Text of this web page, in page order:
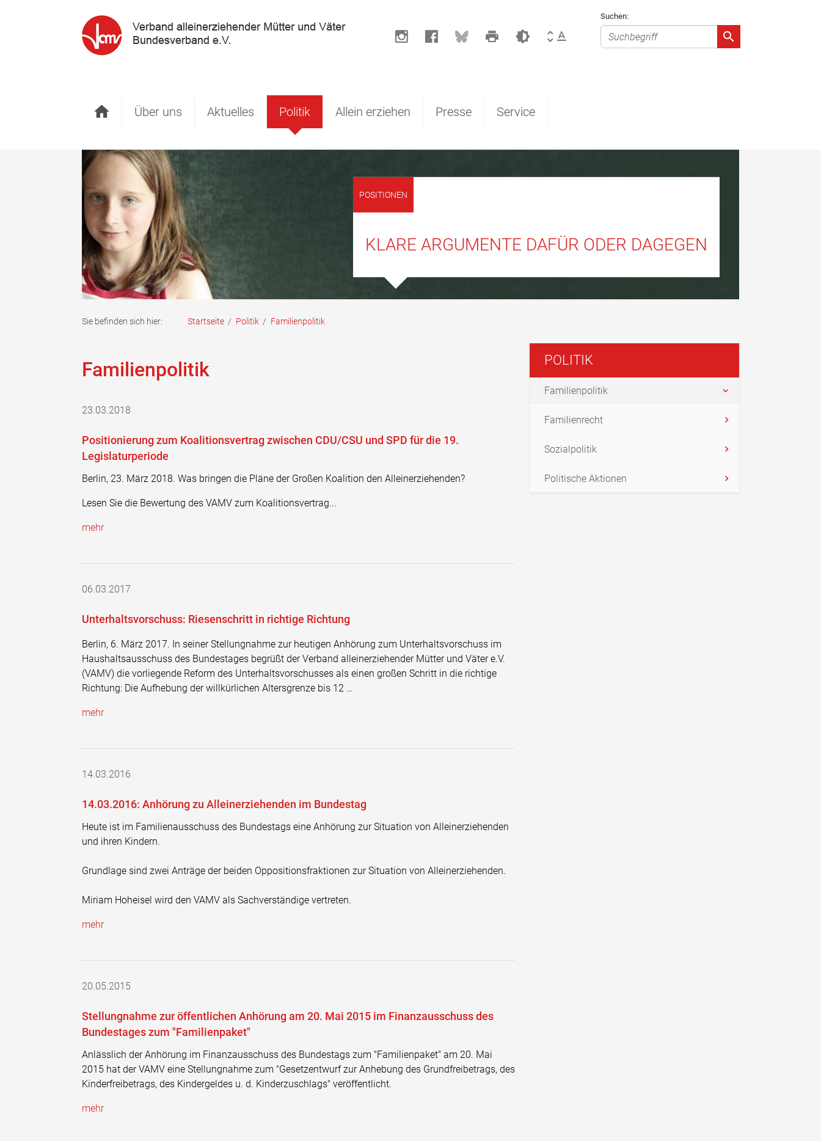
Suchen:
StartseiteÜber uns Aktuelles Politik Allein erziehen Presse Service
POSITIONEN
KLARE ARGUMENTE DAFÜR ODER DAGEGEN
Sie befinden sich hier: Startseite / Politik / Familienpolitik
Familienpolitik
23.03.2018
Positionierung zum Koalitionsvertrag zwischen CDU/CSU und SPD für die 19.
Legislaturperiode
Berlin, 23. März 2018. Was bringen die Pläne der Großen Koalition den Alleinerziehenden?
Lesen Sie die Bewertung des VAMV zum Koalitionsvertrag...
mehr
06.03.2017
Unterhaltsvorschuss: Riesenschritt in richtige Richtung
Berlin, 6. März 2017. In seiner Stellungnahme zur heutigen Anhörung zum Unterhaltsvorschuss im
Haushaltsausschuss des Bundestages begrüßt der Verband alleinerziehender Mütter und Väter e.V.
(VAMV) die vorliegende Reform des Unterhaltsvorschusses als einen großen Schritt in die richtige
Richtung: Die Aufhebung der willkürlichen Altersgrenze bis 12 …
mehr
14.03.2016
14.03.2016: Anhörung zu Alleinerziehenden im Bundestag
Heute ist im Familienausschuss des Bundestags eine Anhörung zur Situation von Alleinerziehenden
und ihren Kindern.
Grundlage sind zwei Anträge der beiden Oppositionsfraktionen zur Situation von Alleinerziehenden.
Miriam Hoheisel wird den VAMV als Sachverständige vertreten.
mehr
20.05.2015
Stellungnahme zur öffentlichen Anhörung am 20. Mai 2015 im Finanzausschuss des
Bundestages zum "Familienpaket"
Anlässlich der Anhörung im Finanzausschuss des Bundestags zum "Familienpaket" am 20. Mai
2015 hat der VAMV eine Stellungnahme zum "Gesetzentwurf zur Anhebung des Grundfreibetrags, des
Kinderfreibetrags, des Kindergeldes u. d. Kinderzuschlags" veröffentlicht.
mehr
POLITIK
Familienpolitik
Familienrecht
Sozialpolitik
Politische Aktionen